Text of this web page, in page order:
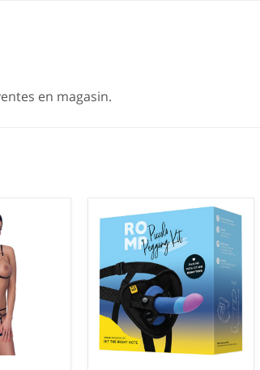
en magasin.